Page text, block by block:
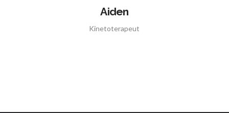
Aiden
Kinetoterapeut